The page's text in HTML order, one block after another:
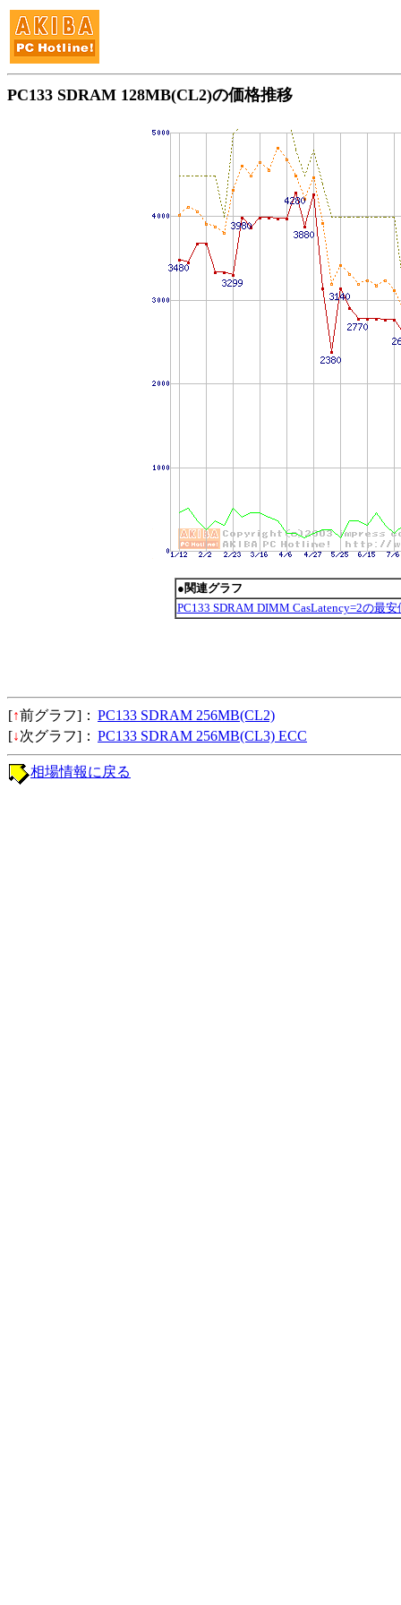
PC133 SDRAM 128MB(CL2)の価格推移
●関連グラフ
PC133 SDRAM DIMM CasLatency=2の最安
[↑前グラフ]： PC133 SDRAM 256MB(CL2)
[↓次グラフ]： PC133 SDRAM 256MB(CL3) ECC
相場情報に戻る